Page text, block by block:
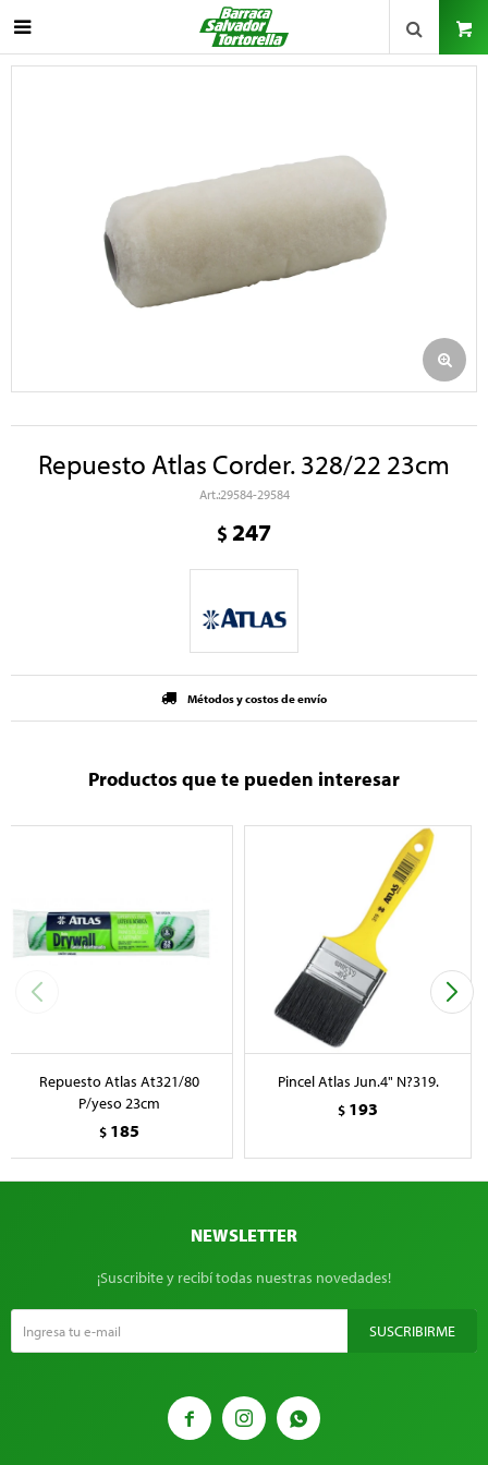

Repuesto Atlas Corder. 328/22 23cm
29584-29584
$ 247
Métodos y costos de envío
Productos que te pueden interesar
Repuesto Atlas At321/80
P/yeso 23cm
$ 185
Pincel Atlas Jun.4" N?319.
$ 193
  
NEWSLETTER
¡Suscribite y recibí todas nuestras novedades!
SUSCRIBIRME